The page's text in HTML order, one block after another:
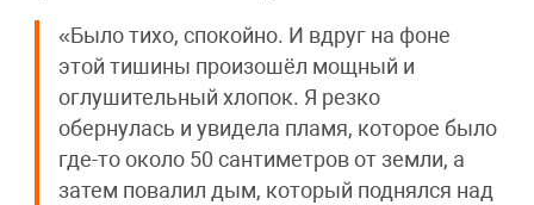
«Было тихо, спокойно. И вдруг на фоне
этой тишины произошёл мощный и
оглушительный хлопок. Я резко
обернулась и увидела пламя, которое было
где-то около 50 сантиметров от земли, а
затем повалил дым, который поднялся над